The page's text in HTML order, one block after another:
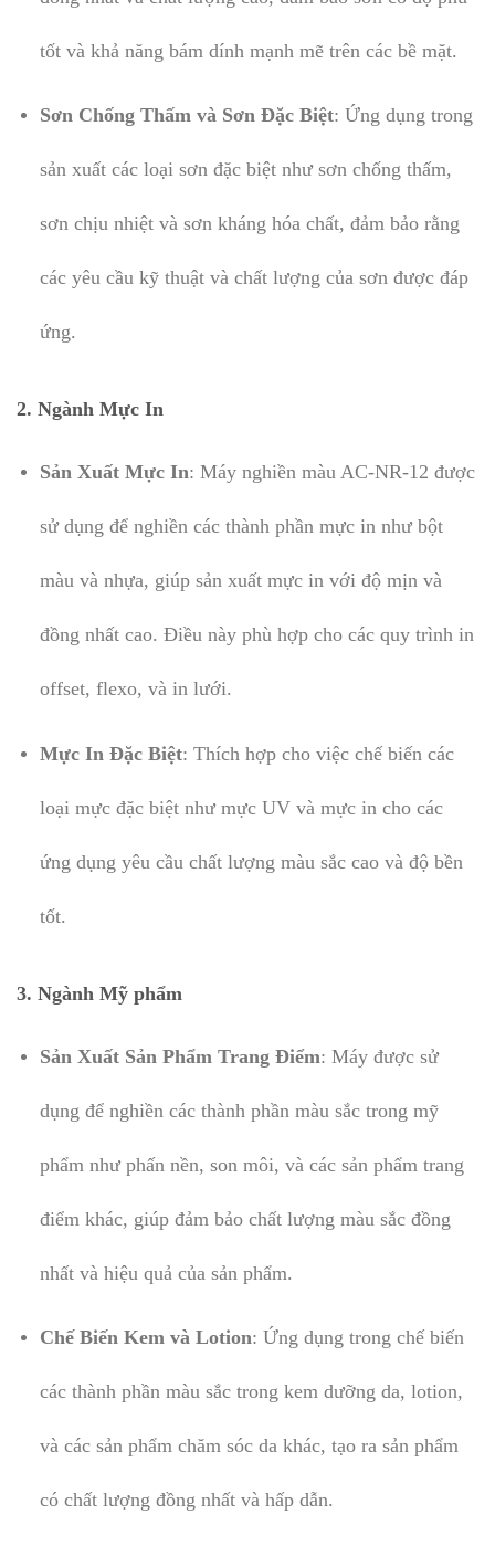
tốt và khả năng bám dính mạnh mẽ trên các bề mặt.
Sơn Chống Thấm và Sơn Đặc Biệt: Ứng dụng trong
sản xuất các loại sơn đặc biệt như sơn chống thấm,
sơn chịu nhiệt và sơn kháng hóa chất, đảm bảo rằng
các yêu cầu kỹ thuật và chất lượng của sơn được đáp
ứng.
2. Ngành Mực In
Sản Xuất Mực In: Máy nghiền màu AC-NR-12 được
sử dụng để nghiền các thành phần mực in như bột
màu và nhựa, giúp sản xuất mực in với độ mịn và
đồng nhất cao. Điều này phù hợp cho các quy trình in
offset, flexo, và in lưới.
Mực In Đặc Biệt: Thích hợp cho việc chế biến các
loại mực đặc biệt như mực UV và mực in cho các
ứng dụng yêu cầu chất lượng màu sắc cao và độ bền
tốt.
3. Ngành Mỹ phẩm
Sản Xuất Sản Phẩm Trang Điểm: Máy được sử
dụng để nghiền các thành phần màu sắc trong mỹ
phẩm như phấn nền, son môi, và các sản phẩm trang
điểm khác, giúp đảm bảo chất lượng màu sắc đồng
nhất và hiệu quả của sản phẩm.
Chế Biến Kem và Lotion: Ứng dụng trong chế biến
các thành phần màu sắc trong kem dưỡng da, lotion,
và các sản phẩm chăm sóc da khác, tạo ra sản phẩm
có chất lượng đồng nhất và hấp dẫn.